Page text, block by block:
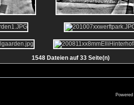
1548 Dateien auf 33 Seite(n)